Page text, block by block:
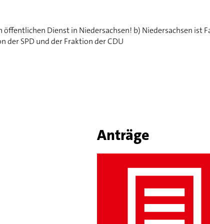
Dienst in Niedersachsen! b) Niedersachsen ist
SPD und der Fraktion der CDU
Anträge